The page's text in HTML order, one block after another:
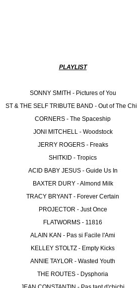
PLAYLIST
SONNY SMITH - Pictures of You
ST & THE SELF TRIBUTE BAND - Out of The Chill
CORNERS - The Spaceship
JONI MITCHELL - Woodstock
JERRY ROGERS - Freaks
SHITKID - Tropics
ACID BABY JESUS - Guide Us In
BAXTER DURY - Almond Milk
TRACY BRYANT - Forever Certain
PROJECTOR - Just Once
FLATWORMS - 11816
ALAIN KAN - Pas si Facile l'Ami
KELLEY STOLTZ - Empty Kicks
ANNIE TAYLOR - Wasted Youth
THE ROUTES - Dysphoria